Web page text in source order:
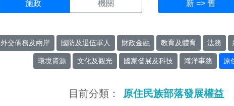
施政 機關 新 => 舊
外交僑務及兩岸 國防及退伍軍人 財政金融 教育及體育 法務
環境資源 文化及觀光 國家發展及科技 海洋事務 原
目前分類： 原住民族部落發展權益